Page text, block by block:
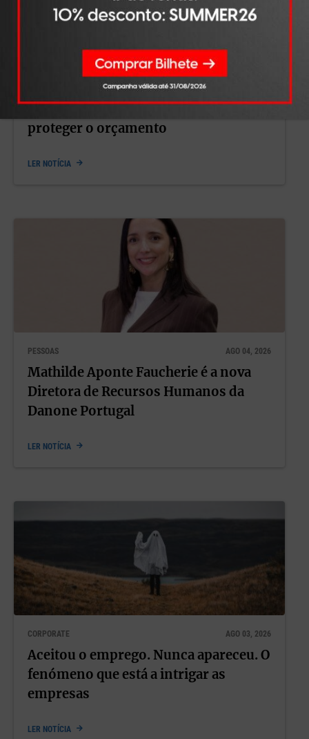
Férias custam em média 861 euros:
saiba como usar a regra 50/30/20 para
proteger o orçamento
LER NOTÍCIA
PESSOAS AGO 04, 2026
Mathilde Aponte Faucherie é a nova
Diretora de Recursos Humanos da
Danone Portugal
LER NOTÍCIA
CORPORATE AGO 03, 2026
Aceitou o emprego. Nunca apareceu. O
fenómeno que está a intrigar as
empresas
LER NOTÍCIA